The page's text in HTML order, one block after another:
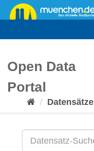
Überspringen
zum
Open Data
Portal
Datensätze